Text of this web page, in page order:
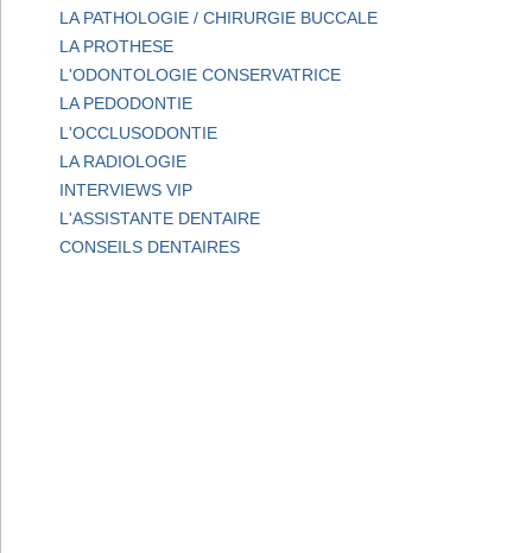
LA PATHOLOGIE / CHIRURGIE BUCCALE
LA PROTHESE
L'ODONTOLOGIE CONSERVATRICE
LA PEDODONTIE
L'OCCLUSODONTIE
LA RADIOLOGIE
INTERVIEWS VIP
L'ASSISTANTE DENTAIRE
CONSEILS DENTAIRES